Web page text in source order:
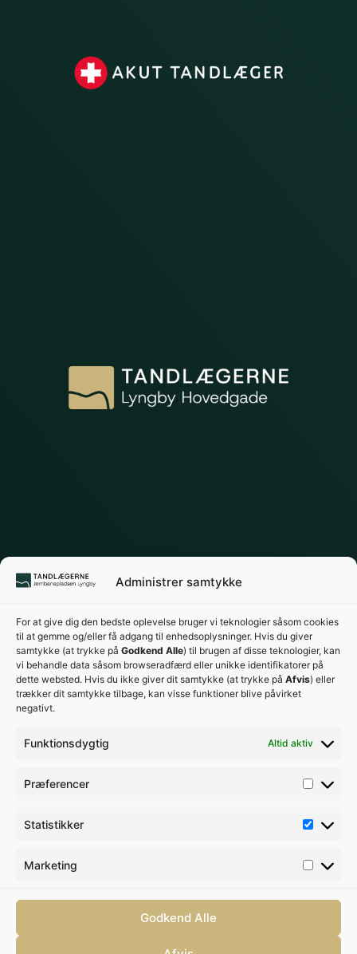
Administrer samtykke
For at give dig den bedste oplevelse bruger vi teknologier såsom cookies
til at gemme og/eller få adgang til enhedsoplysninger. Hvis du giver
samtykke (at trykke på Godkend Alle) til brugen af disse teknologier, kan
vi behandle data såsom browseradfærd eller unikke identifikatorer på
dette websted. Hvis du ikke giver dit samtykke (at trykke på Afvis) eller
trækker dit samtykke tilbage, kan visse funktioner blive påvirket
negativt.
Funktionsdygtig Altid aktiv
Præferencer
Statistikker
Marketing
Godkend Alle
© Tandlægerne Jernbanepladsen Lyngby
Cookiepolitik
Sund-Marketing